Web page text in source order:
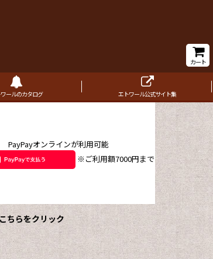
カート
ールのカタログ エトワール公式サイト集
PayPayオンラインが利用可能
※ご利用額7000円まで
ちらをクリック